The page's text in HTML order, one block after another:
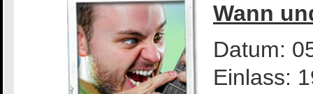
Wann
Datum:
Einlass: